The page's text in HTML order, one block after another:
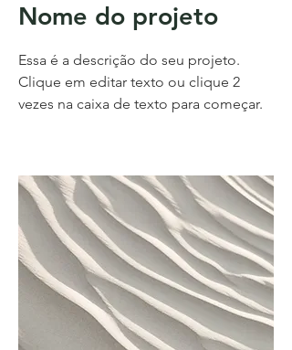
Nome do projeto
Essa é a descrição do seu projeto.
Clique em editar texto ou clique 2
vezes na caixa de texto para começar.